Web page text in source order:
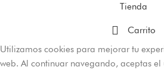
Tienda
Carrito
Utilizamos cookies para mejorar tu
web. Al continuar navegando, aceptas el